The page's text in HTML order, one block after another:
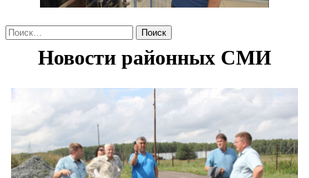
Найти: